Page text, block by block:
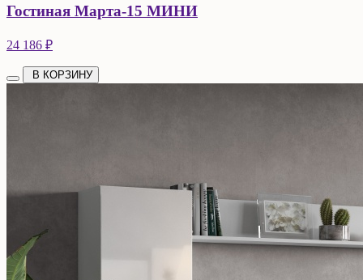
Гостиная Марта-15 МИНИ
24 186 ₽
В КОРЗИНУ